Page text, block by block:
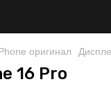
оригинал
16 Pro